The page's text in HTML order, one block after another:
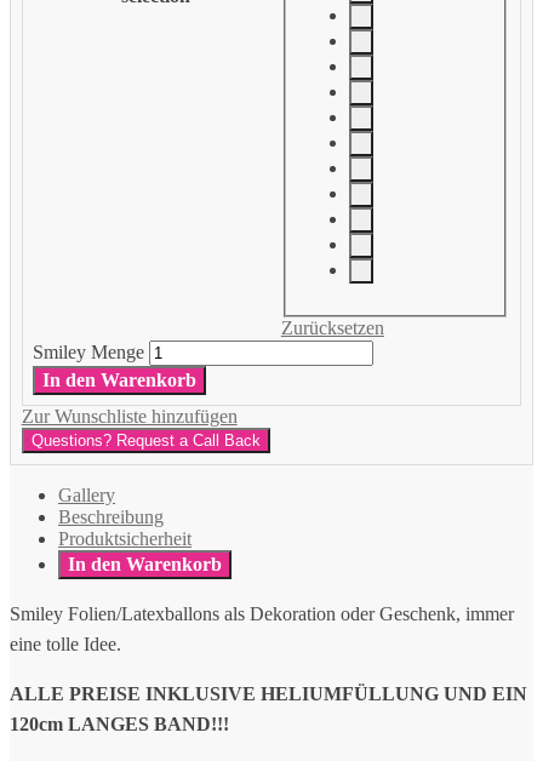
Zurücksetzen
Smiley Menge
In den Warenkorb
Zur Wunschliste hinzufügen
Questions? Request a Call Back
Gallery
Beschreibung
Produktsicherheit
In den Warenkorb
Smiley Folien/Latexballons als Dekoration oder Geschenk, immer
eine tolle Idee.
ALLE PREISE INKLUSIVE HELIUMFÜLLUNG UND EIN
120cm LANGES BAND!!!